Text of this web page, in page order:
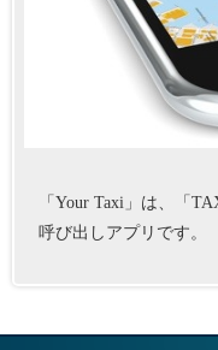
「Your Taxi」は、「
呼び出しアプリです。